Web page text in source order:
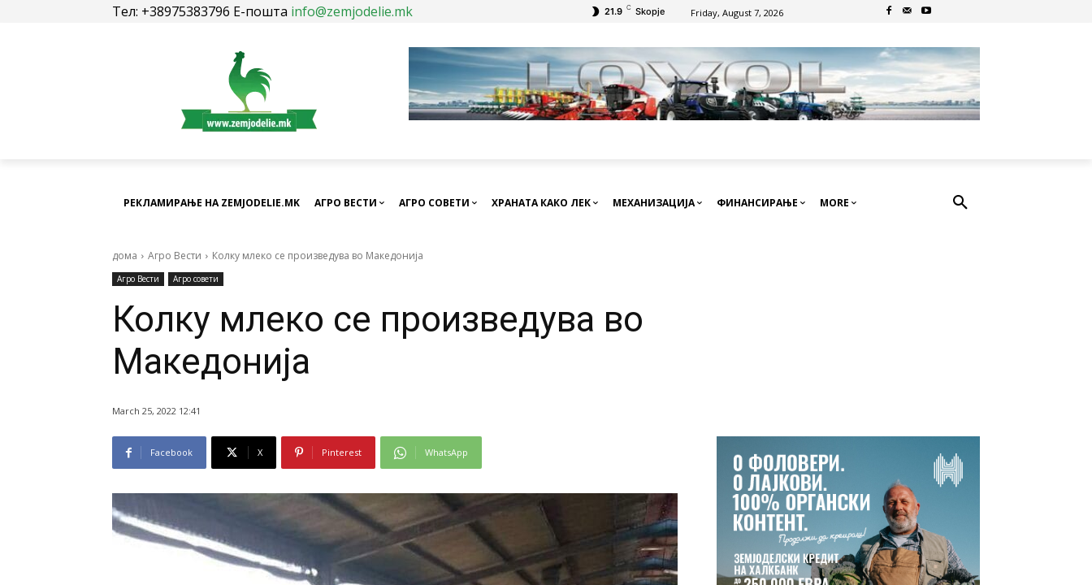
Тел: +38975383796 Е-пошта info@zemjodelie.mk 21.9 C Skopje Friday, August 7, 2026
РЕКЛАМИРАЊЕ НА ZEMJODELIE.MK АГРО ВЕСТИ АГРО СОВЕТИ ХРАНАТА КАКО ЛЕК МЕХАНИЗАЦИЈА ФИНАНСИРАЊЕ MORE
дома Агро Вести Колку млеко се произведува во Македонија
Агро Вести Агро совети
Колку млеко се произведува во
Македонија
March 25, 2022 12:41
Facebook X Pinterest WhatsApp